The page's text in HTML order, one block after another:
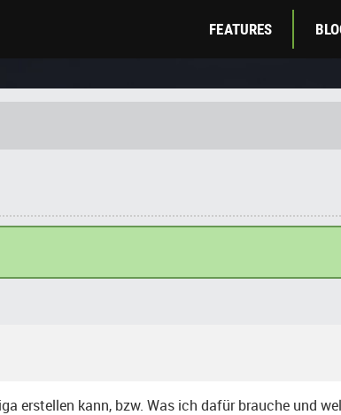
FEATURES
erstellen kann, bzw. Was ich dafür brauche und